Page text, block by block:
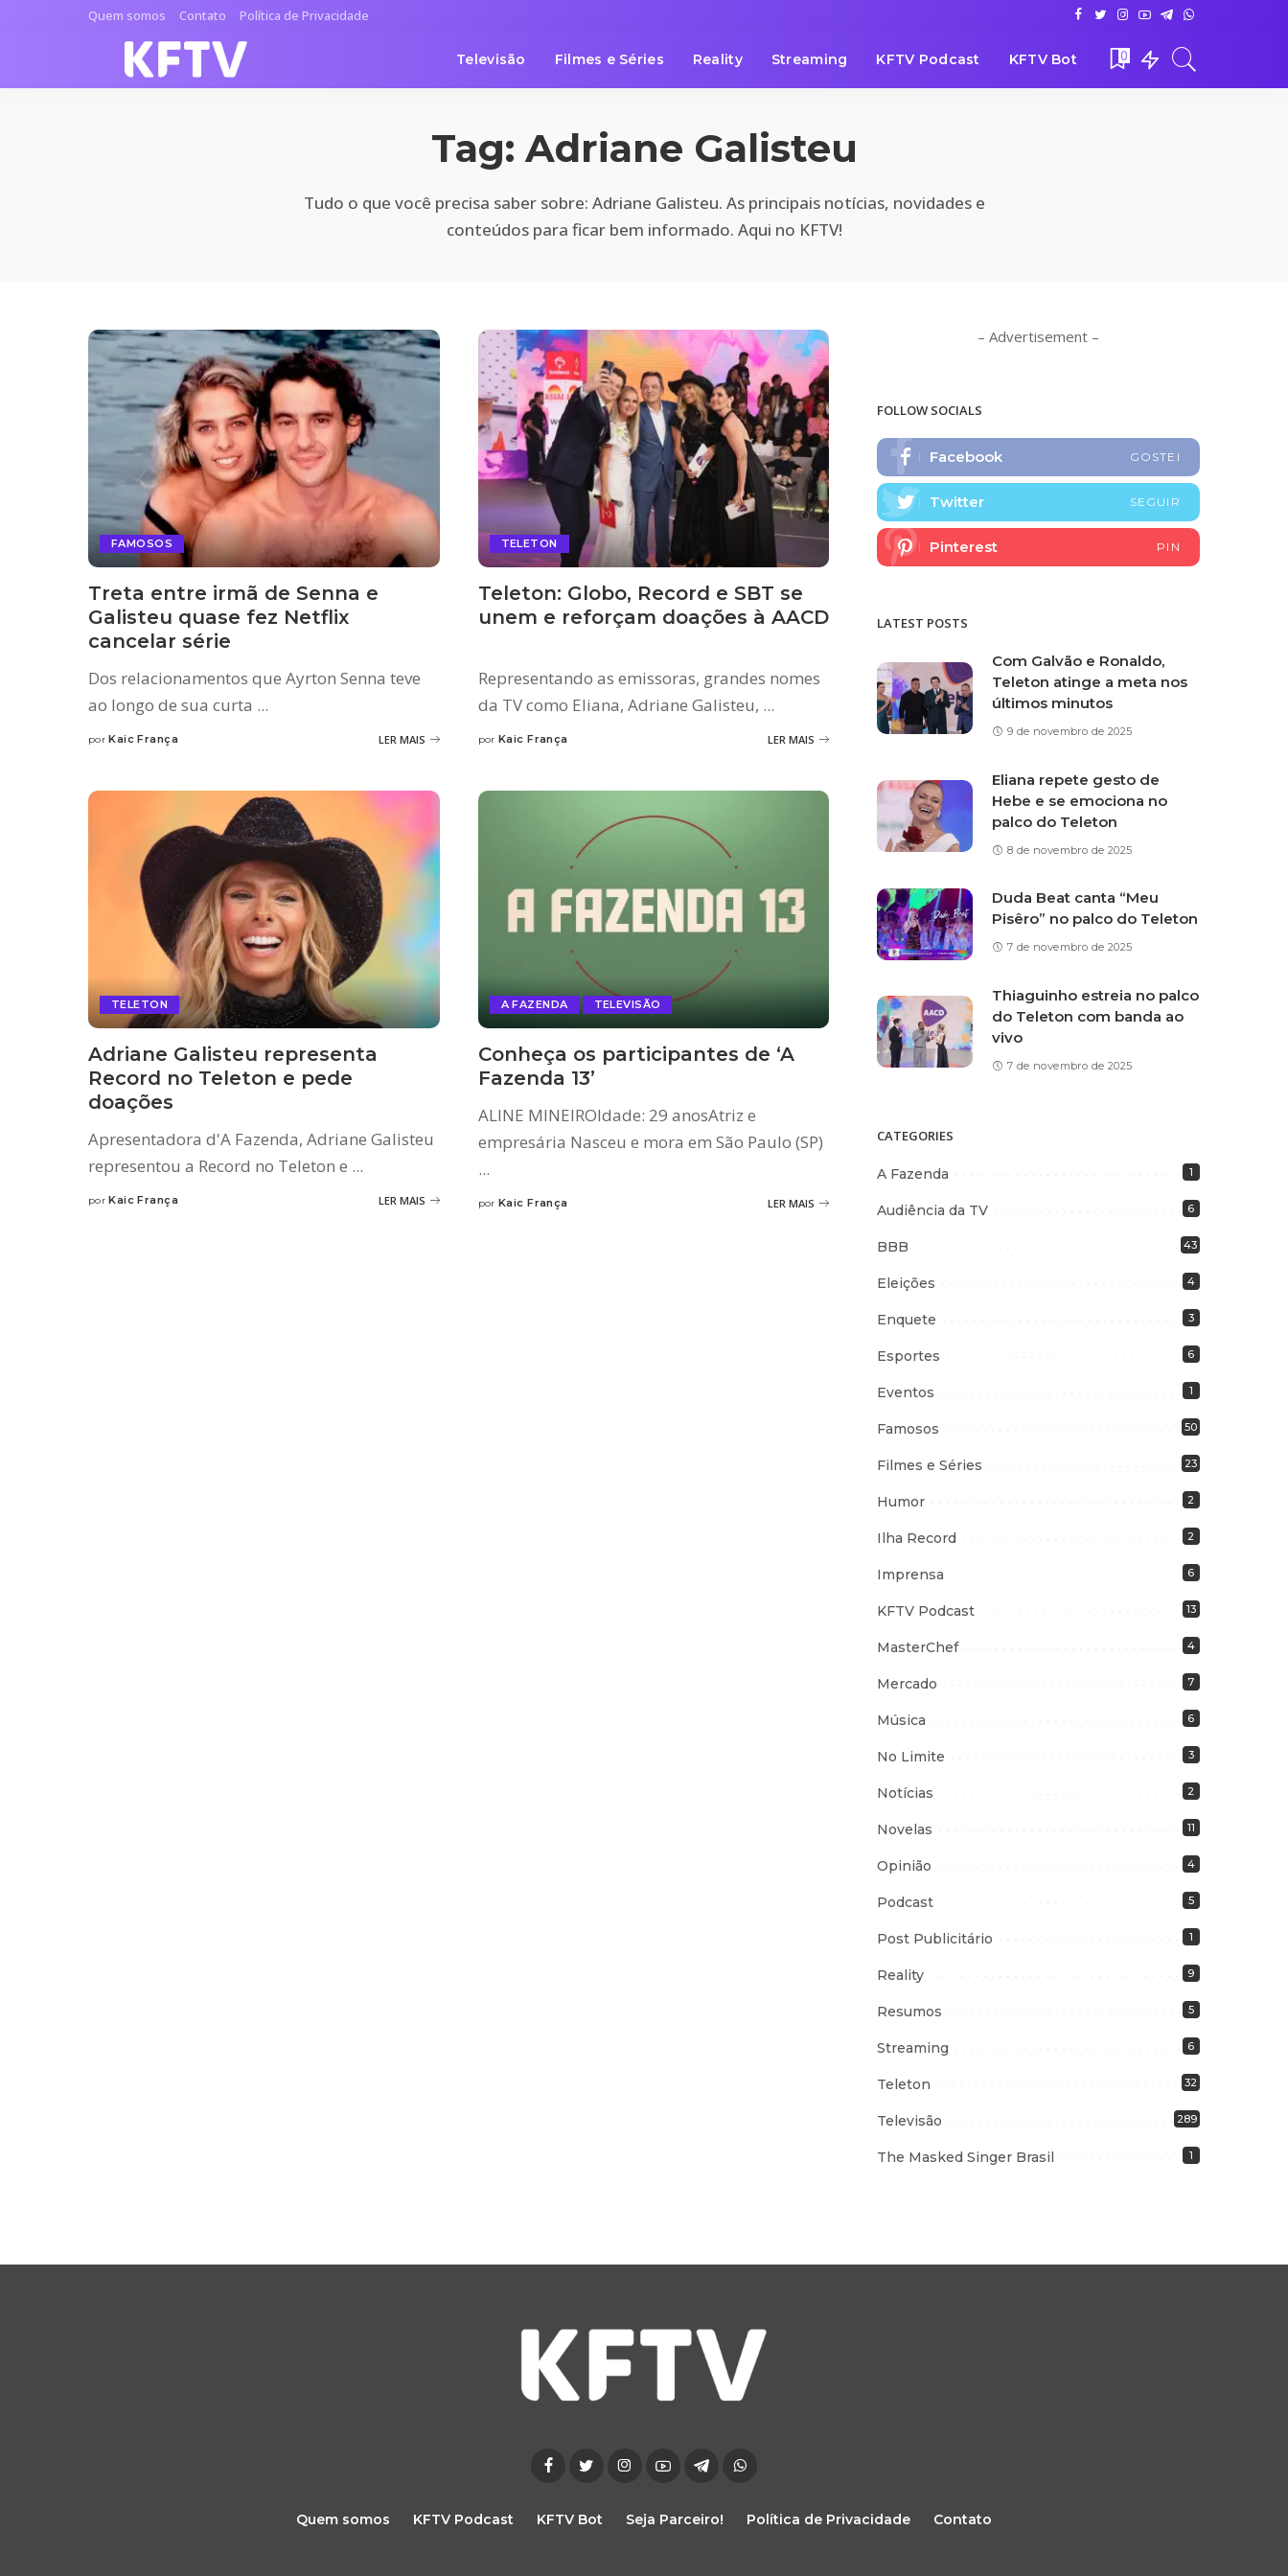
Quem somos Contato Política de Privacidade
Televisão Filmes e Séries Reality Streaming KFTV Podcast KFTV Bot 0
Tag:Adriane Galisteu
Tudo o que você precisa saber sobre: Adriane Galisteu. As principais notícias, novidades e
conteúdos para ficar bem informado. Aqui no KFTV!
FAMOSOS
Treta entre irmã de Senna e
Galisteu quase fez Netflix
cancelar série
Dos relacionamentos que Ayrton Senna teve
ao longo de sua curta ...
Posted
por Kaic França LER MAIS
TELETON
Teleton: Globo, Record e SBT se
unem e reforçam doações à AACD
Representando as emissoras, grandes nomes
da TV como Eliana, Adriane Galisteu, ...
Posted
por Kaic França LER MAIS
TELETON
Adriane Galisteu representa
Record no Teleton e pede
doações
Apresentadora d'A Fazenda, Adriane Galisteu
representou a Record no Teleton e ...
Posted
por Kaic França LER MAIS
A FAZENDA TELEVISÃO
Conheça os participantes de ‘A
Fazenda 13’
ALINE MINEIROIdade: 29 anosAtriz e
empresária Nasceu e mora em São Paulo (SP)
...
Posted
por Kaic França LER MAIS
– Advertisement –
FOLLOW SOCIALS
Facebook GOSTEI
Twitter SEGUIR
Pinterest PIN
LATEST POSTS
Com Galvão e Ronaldo,
Teleton atinge a meta nos
últimos minutos
9 de novembro de 2025
Eliana repete gesto de
Hebe e se emociona no
palco do Teleton
8 de novembro de 2025
Duda Beat canta “Meu
Pisêro” no palco do Teleton
7 de novembro de 2025
Thiaguinho estreia no palco
do Teleton com banda ao
vivo
7 de novembro de 2025
CATEGORIES
A Fazenda 1
Audiência da TV 6
BBB 43
Eleições 4
Enquete 3
Esportes 6
Eventos 1
Famosos 50
Filmes e Séries 23
Humor 2
Ilha Record 2
Imprensa 6
KFTV Podcast 13
MasterChef 4
Mercado 7
Música 6
No Limite 3
Notícias 2
Novelas 11
Opinião 4
Podcast 5
Post Publicitário 1
Reality 9
Resumos 5
Streaming 6
Teleton 32
Televisão 289
The Masked Singer Brasil 1
Quem somos KFTV Podcast KFTV Bot Seja Parceiro! Política de Privacidade Contato